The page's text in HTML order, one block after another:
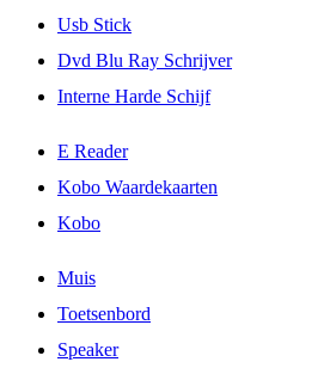
Usb Stick
Dvd Blu Ray Schrijver
Interne Harde Schijf
E Reader
Kobo Waardekaarten
Kobo
Muis
Toetsenbord
Speaker